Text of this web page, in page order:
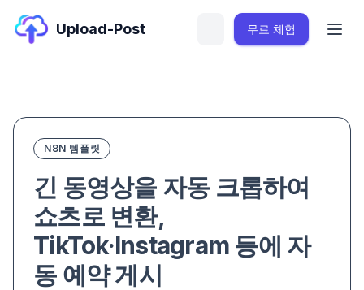
Upload-Post 무료 체험
N8N 템플릿
긴 동영상을 자동 크롭하여
쇼츠로 변환,
TikTok·Instagram 등에 자
동 예약 게시